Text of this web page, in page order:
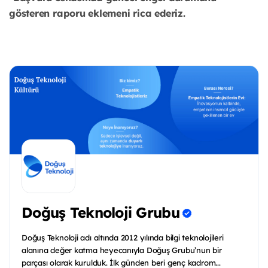
gösteren raporu eklemeni rica ederiz.
Doğuş Teknoloji Grubu
Doğuş Teknoloji adı altında 2012 yılında bilgi teknolojileri
alanına değer katma heyecanıyla Doğuş Grubu’nun bir
parçası olarak kurulduk. İlk günden beri genç kadrom...